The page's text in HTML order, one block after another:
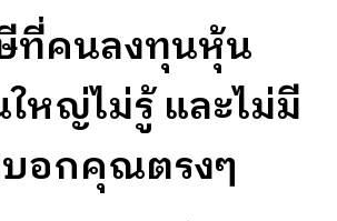
ที่คนลงทุนหุ้น
หญ่ไม่รู้ และไม่มี
อกคุณตรงๆ